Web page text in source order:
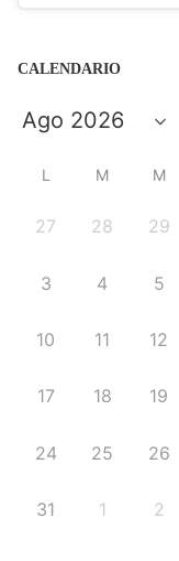
CALENDARIO
L M M
27 28 29
3 4 5
10 11 12
17 18 19
24 25 26
31 1 2